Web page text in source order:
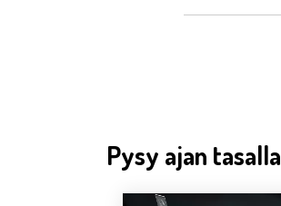
Pysy ajan tasalla